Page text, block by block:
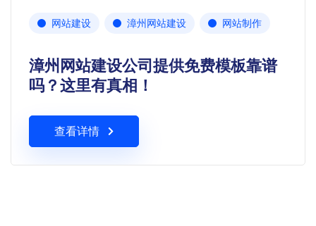
网站建设 漳州网站建设 网站制作
漳州网站建设公司提供免费模板靠谱
吗？这里有真相！
查看详情